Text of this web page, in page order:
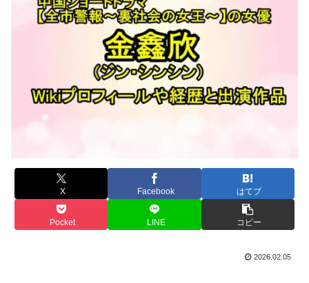
X Facebook はてブ
Pocket LINE コピー
2026.02.05